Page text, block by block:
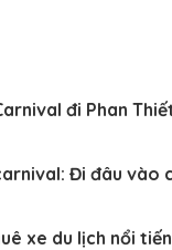
đi Phan
Đi đâu vào
xe du lịch nổi